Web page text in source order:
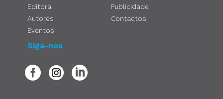
Editora
Autores
Eventos
Publicidade
Contactos
Siga-nos